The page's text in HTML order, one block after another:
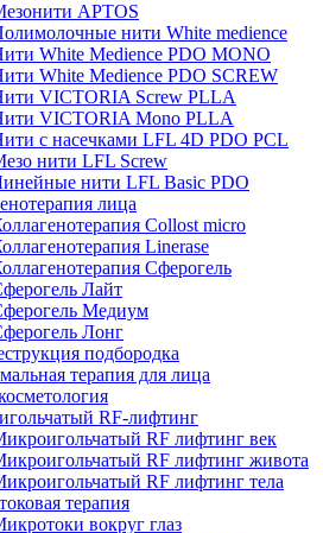
APTOS
нити White medience
White Medience PDO MONO
White Medience PDO SCREW
VICTORIA Screw PLLA
VICTORIA Mono PLLA
с насечками LFL 4D PDO PCL
нити LFL Screw
нити LFL Basic PDO
лица
Collost micro
Linerase
Сферогель
Лайт
Медиум
Лонг
подбородка
терапия для лица
RF-лифтинг
RF лифтинг век
RF лифтинг живота
RF лифтинг тела
терапия
вокруг глаз